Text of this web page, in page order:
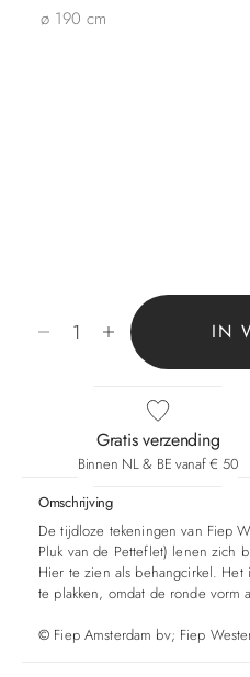
ø 190 cm
Aantal verhogen
IN
Gratis verzending
Binnen NL & BE vanaf € 50
Omschrijving
De tijdloze tekeningen van Fiep
Pluk van de Petteflet) lenen zich
Hier te zien als behangcirkel.
te plakken, omdat de ronde vorm
© Fiep Amsterdam bv; Fiep